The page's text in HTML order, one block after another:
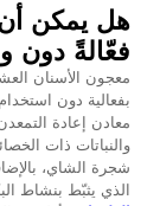
هل يمكن أن
فعّالةً دون
معجون الأسنان
بفعالية دون
معادن إعادة
والنباتات ذات
شجرة الشاي،
الذي يثبّط بنشاط